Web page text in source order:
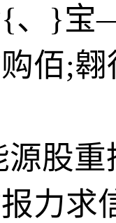
、}宝
佰;
源股
力求